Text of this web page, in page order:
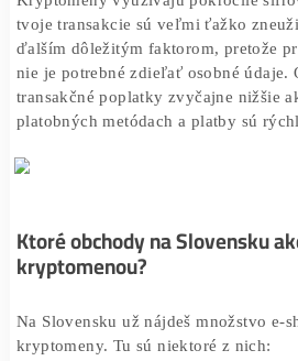
Prečo by si mal zvážiť
Jednou z hlavných výhod platby
Kryptomeny využívajú pokročilé
ďalším dôležitým faktorom,
platobných metódach a platby